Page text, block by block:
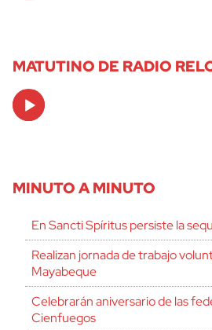
MATUTINO DE RADIO
Audio
Player
MINUTO A MINUTO
En Sancti Spíritus persiste la
Realizan jornada de trabajo
Mayabeque
Celebrarán aniversario de las
Cienfuegos